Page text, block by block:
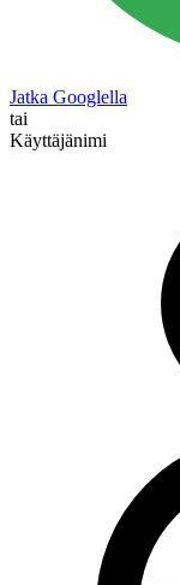
Jatka Googlella
tai
Käyttäjänimi